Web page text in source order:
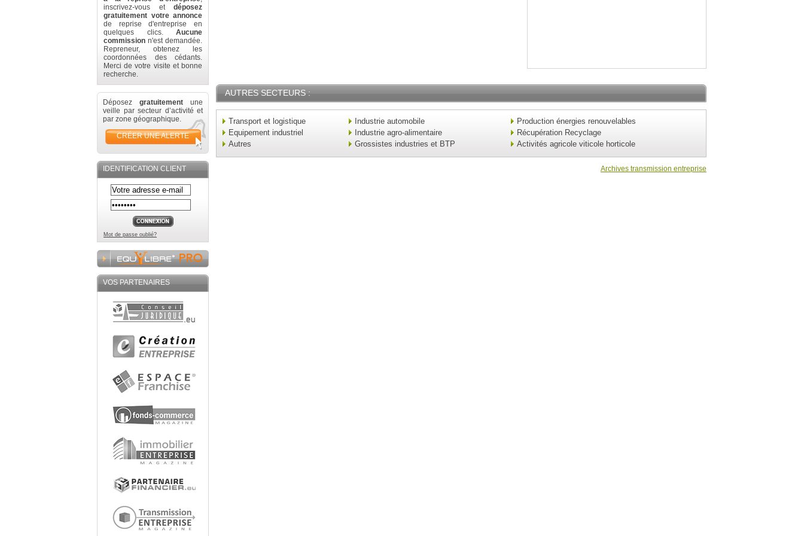
inscrivez-vous et déposez
gratuitement votre annonce
de reprise d'entreprise en
quelques clics. Aucune
commission n'est demandée.
Repreneur, obtenez les
coordonnées des cédants.
Merci de votre visite et bonne
recherche.
Déposez gratuitement une
veille par secteur d’activité et
par zone géographique.
CRÉER UNE ALERTE
IDENTIFICATION CLIENT
Mot de passe oublié?
VOS PARTENAIRES
AUTRES SECTEURS :
Transport et logistique
Equipement industriel
Autres
Industrie automobile
Industrie agro-alimentaire
Grossistes industries et BTP
Production énergies renouvelables
Récupération Recyclage
Activités agricole viticole horticole
Archives transmission entreprise